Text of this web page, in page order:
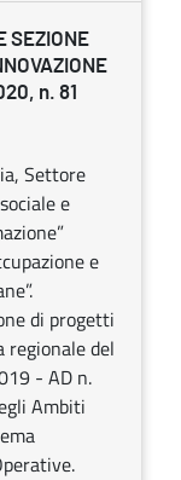
SEZIONE
n. 81
Settore
e
e
di progetti
regionale del
- AD n.
Ambiti